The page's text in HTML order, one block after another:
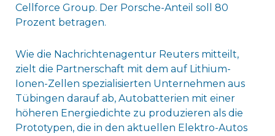
Cellforce Group. Der Porsche-Anteil soll 80
Prozent betragen.
Wie die Nachrichtenagentur Reuters mitteilt,
zielt die Partnerschaft mit dem auf Lithium-
Ionen-Zellen spezialisierten Unternehmen aus
Tübingen darauf ab, Autobatterien mit einer
höheren Energiedichte zu produzieren als die
Prototypen, die in den aktuellen Elektro-Autos